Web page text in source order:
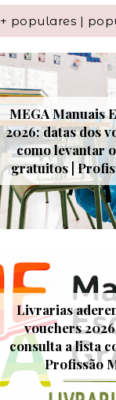
+ populares |
MEGA Manuais
2026: datas dos
como levantar
gratuitos |
Livrarias
vouchers
consulta a lista
Profissão